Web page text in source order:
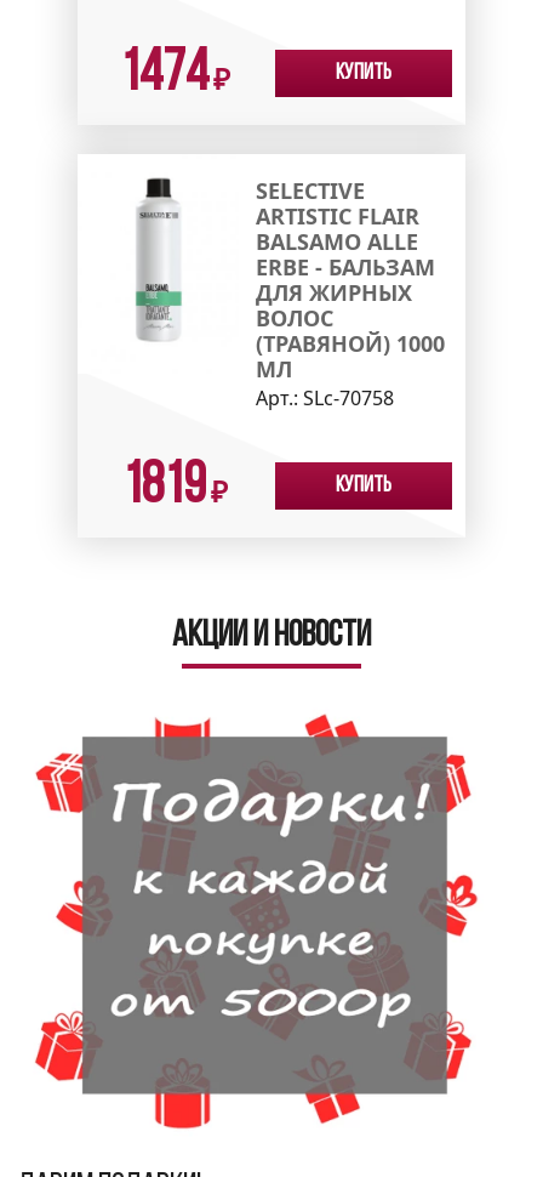
1474₽ Купить
SELECTIVE
ARTISTIC FLAIR
BALSAMO ALLE
ERBE - БАЛЬЗАМ
ДЛЯ ЖИРНЫХ
ВОЛОС
(ТРАВЯНОЙ) 1000
МЛ
Арт.: SLc-70758
1819₽ Купить
Акции и новости